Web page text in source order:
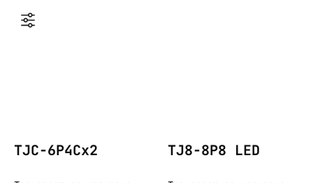
TJC-6P4Cx2 TJ8-8P8 LED